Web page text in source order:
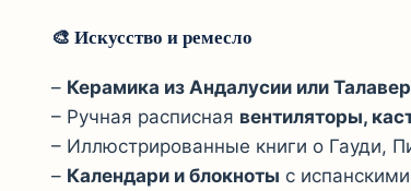
🎨 Искусство и ремесло
– Керамика из Андалусии или
– Ручная расписная вентиляторы,
– Иллюстрированные книги о Гауди,
– Календари и блокноты с